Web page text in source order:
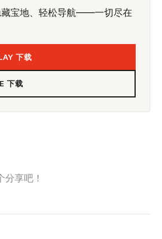
藏宝地、轻松导航——一切尽在
下载
下载
享吧！